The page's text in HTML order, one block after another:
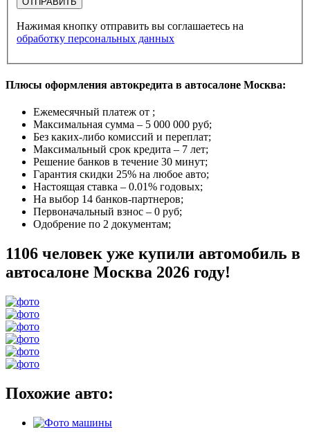
Нажимая кнопку отправить вы соглашаетесь на
обработку персональных данных
Плюсы оформления автокредита в автосалоне Москва:
Ежемесячный платеж от ;
Максимальная сумма – 5 000 000 руб;
Без каких-либо комиссий и переплат;
Максимальный срок кредита – 7 лет;
Решение банков в течение 30 минут;
Гарантия скидки 25% на любое авто;
Настоящая ставка – 0.01% годовых;
На выбор 14 банков-партнеров;
Первоначальный взнос – 0 руб;
Одобрение по 2 документам;
1106 человек уже купили автомобиль в
автосалоне Москва 2026 году!
Похожие авто: